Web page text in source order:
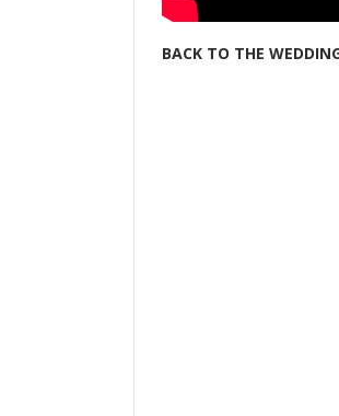
BACK TO THE